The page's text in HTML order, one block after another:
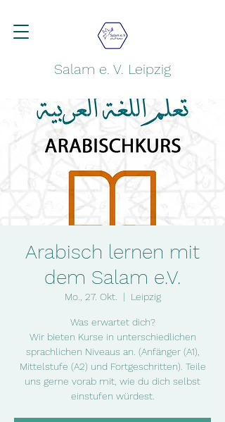
Salam e. V. Leipzig
Arabisch lernen mit
dem Salam e.V.
Mo., 27. Okt.
  |
Leipzig
Was erwartet dich?
Wir bieten Kurse in unterschiedlichen
sprachlichen Niveaus an. (Anfänger (A1),
Mittelstufe (A2) und Fortgeschritten). Teile
uns gerne vorab mit, wie du dich selbst
einstufen würdest.